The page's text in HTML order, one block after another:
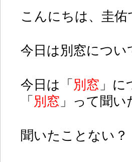
こんにちは、圭佑
今日は別窓につ
今日は「 別窓 」
「 別窓 」って聞
聞いたことない？